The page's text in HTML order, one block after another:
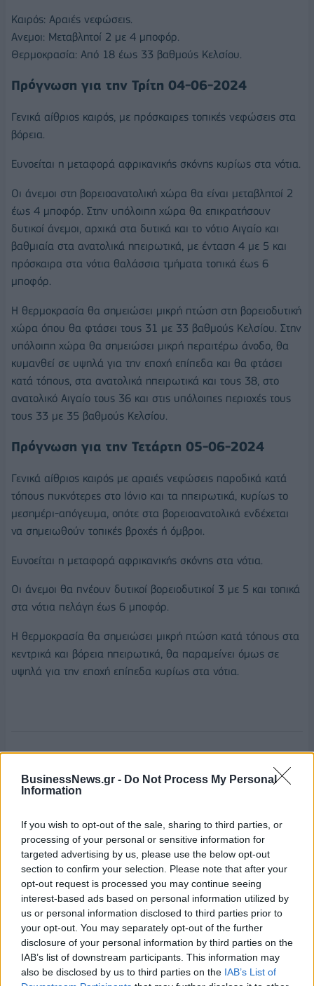
BusinessNews.gr - Do Not Process My Personal
Information
If you wish to opt-out of the sale, sharing to third parties, or
processing of your personal or sensitive information for
targeted advertising by us, please use the below opt-out
section to confirm your selection. Please note that after your
opt-out request is processed you may continue seeing
interest-based ads based on personal information utilized by
us or personal information disclosed to third parties prior to
your opt-out. You may separately opt-out of the further
disclosure of your personal information by third parties on the
IAB’s list of downstream participants. This information may
also be disclosed by us to third parties on the IAB’s List of
Καιρός: Αραιές νεφώσεις.
Ανεμοι: Μεταβλητοί 2 με 4 μποφόρ.
Θερμοκρασία: Από 18 έως 33 βαθμούς Κελσίου.
Πρόγνωση για την Τρίτη 04-06-2024
Γενικά αίθριος καιρός, με πρόσκαιρες τοπικές νεφώσεις στα
βόρεια.
Ευνοείται η μεταφορά αφρικανικής σκόνης κυρίως στα νότια.
Οι άνεμοι στη βορειοανατολική χώρα θα είναι μεταβλητοί 2
έως 4 μποφόρ. Στην υπόλοιπη χώρα θα επικρατήσουν
δυτικοί άνεμοι, αρχικά στα δυτικά και το νότιο Αιγαίο και
βαθμιαία στα ανατολικά ηπειρωτικά, με ένταση 4 με 5 και
πρόσκαιρα στα νότια θαλάσσια τμήματα τοπικά έως 6
μποφόρ.
Η θερμοκρασία θα σημειώσει μικρή πτώση στη βορειοδυτική
χώρα όπου θα φτάσει τους 31 με 33 βαθμούς Κελσίου. Στην
υπόλοιπη χώρα θα σημειώσει μικρή περαιτέρω άνοδο, θα
κυμανθεί σε υψηλά για την εποχή επίπεδα και θα φτάσει
κατά τόπους, στα ανατολικά ηπειρωτικά και τους 38, στο
ανατολικό Αιγαίο τους 36 και στις υπόλοιπες περιοχές τους
τους 33 με 35 βαθμούς Κελσίου.
Πρόγνωση για την Τετάρτη 05-06-2024
Γενικά αίθριος καιρός με αραιές νεφώσεις παροδικά κατά
τόπους πυκνότερες στο Ιόνιο και τα ηπειρωτικά, κυρίως το
μεσημέρι-απόγευμα, οπότε στα βορειοανατολικά ενδέχεται
να σημειωθούν τοπικές βροχές ή όμβροι.
Ευνοείται η μεταφορά αφρικανικής σκόνης στα νότια.
Οι άνεμοι θα πνέουν δυτικοί βορειοδυτικοί 3 με 5 και τοπικά
στα νότια πελάγη έως 6 μποφόρ.
Η θερμοκρασία θα σημειώσει μικρή πτώση κατά τόπους στα
κεντρικά και βόρεια ηπειρωτικά, θα παραμείνει όμως σε
υψηλά για την εποχή επίπεδα κυρίως στα νότια.
ΚΑΥΣΩΝΑΣ ΘΕΡΜΟΚΡΑΣΙΑ